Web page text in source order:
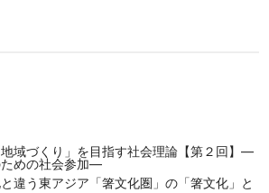
域づくり」を目指す社会理論【第２回】―
めの社会参加―
違う東アジア「箸文化圏」の「箸文化」と